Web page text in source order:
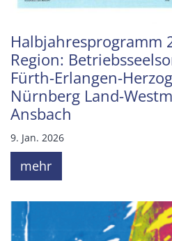
Halbjahresprogramm
Region:
Fürth-Erlangen-
Nürnberg Land-
Ansbach
9. Jan. 2026
mehr